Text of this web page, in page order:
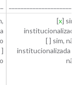
[x] sim,
institucionalizada
[ ] sim, não
institucionalizada [ ]
não